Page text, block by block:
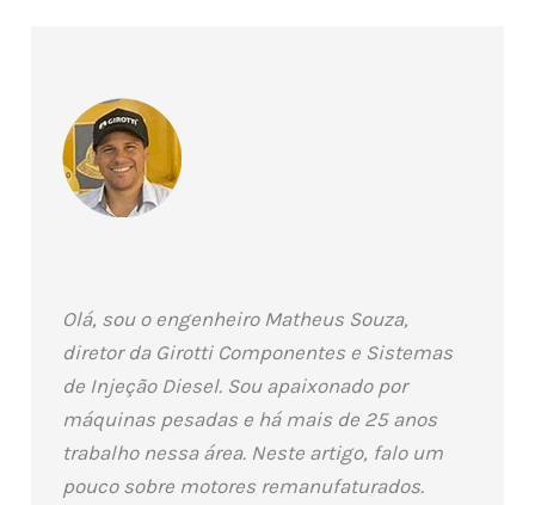
Olá, sou o engenheiro Matheus Souza,
diretor da Girotti Componentes e Sistemas
de Injeção Diesel. Sou apaixonado por
máquinas pesadas e há mais de 25 anos
trabalho nessa área. Neste artigo, falo um
pouco sobre motores remanufaturados.